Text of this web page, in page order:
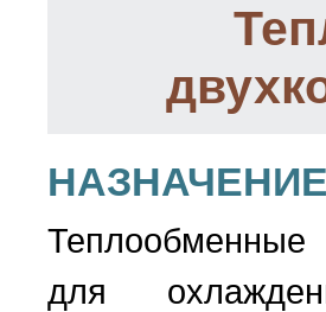
НАЗНАЧЕНИЕ
Теплообменные
для